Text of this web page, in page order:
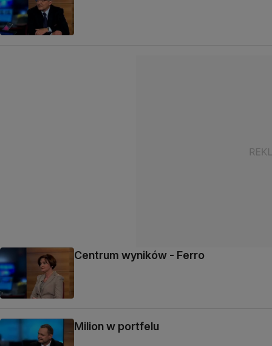
Centrum wyników - Ferro
Milion w portfelu